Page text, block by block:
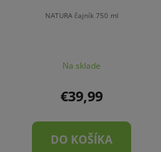
NATURA čajník 750 ml
Na sklade
€39,99
DO KOŠÍKA